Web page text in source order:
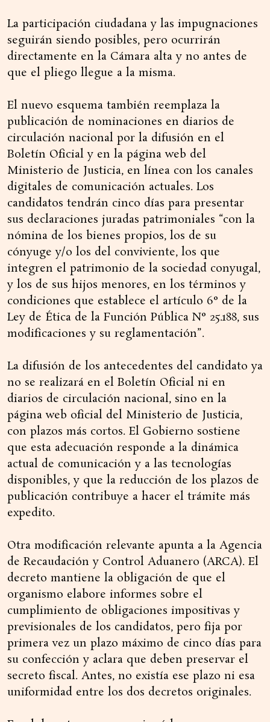
La participación ciudadana y las impugnaciones
seguirán siendo posibles, pero ocurrirán
directamente en la Cámara alta y no antes de
que el pliego llegue a la misma.
El nuevo esquema también reemplaza la
publicación de nominaciones en diarios de
circulación nacional por la difusión en el
Boletín Oficial y en la página web del
Ministerio de Justicia, en línea con los canales
digitales de comunicación actuales. Los
candidatos tendrán cinco días para presentar
sus declaraciones juradas patrimoniales “con la
nómina de los bienes propios, los de su
cónyuge y/o los del conviviente, los que
integren el patrimonio de la sociedad conyugal,
y los de sus hijos menores, en los términos y
condiciones que establece el artículo 6° de la
Ley de Ética de la Función Pública N° 25.188, sus
modificaciones y su reglamentación”.
La difusión de los antecedentes del candidato ya
no se realizará en el Boletín Oficial ni en
diarios de circulación nacional, sino en la
página web oficial del Ministerio de Justicia,
con plazos más cortos. El Gobierno sostiene
que esta adecuación responde a la dinámica
actual de comunicación y a las tecnologías
disponibles, y que la reducción de los plazos de
publicación contribuye a hacer el trámite más
expedito.
Otra modificación relevante apunta a la Agencia
de Recaudación y Control Aduanero (ARCA). El
decreto mantiene la obligación de que el
organismo elabore informes sobre el
cumplimiento de obligaciones impositivas y
previsionales de los candidatos, pero fija por
primera vez un plazo máximo de cinco días para
su confección y aclara que deben preservar el
secreto fiscal. Antes, no existía ese plazo ni esa
uniformidad entre los dos decretos originales.